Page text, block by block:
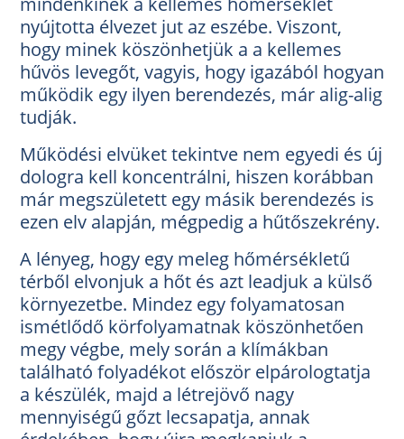
nyújtotta élvezet jut az eszébe. Viszont,
hogy minek köszönhetjük a a kellemes
hűvös levegőt, vagyis, hogy igazából hogyan
működik egy ilyen berendezés, már alig-alig
tudják.
Működési elvüket tekintve nem egyedi és új
dologra kell koncentrálni, hiszen korábban
már megszületett egy másik berendezés is
ezen elv alapján, mégpedig a hűtőszekrény.
A lényeg, hogy egy meleg hőmérsékletű
térből elvonjuk a hőt és azt leadjuk a külső
környezetbe. Mindez egy folyamatosan
ismétlődő körfolyamatnak köszönhetően
megy végbe, mely során a klímákban
található folyadékot először elpárologtatja
a készülék, majd a létrejövő nagy
mennyiségű gőzt lecsapatja, annak